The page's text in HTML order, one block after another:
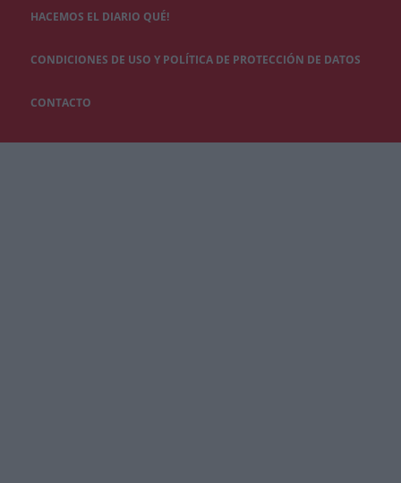
HACEMOS EL DIARIO QUÉ!
CONDICIONES DE USO Y POLÍTICA DE PROTECCIÓN DE DATOS
CONTACTO